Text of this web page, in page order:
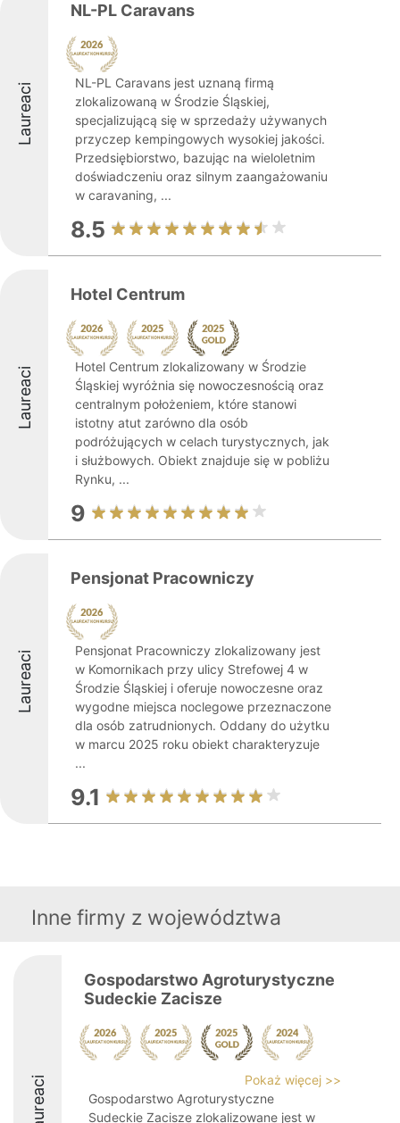
Laureaci
NL-PL Caravans
NL-PL Caravans jest uznaną firmą
zlokalizowaną w Środzie Śląskiej,
specjalizującą się w sprzedaży używanych
przyczep kempingowych wysokiej jakości.
Przedsiębiorstwo, bazując na wieloletnim
doświadczeniu oraz silnym zaangażowaniu
w caravaning, ...
8.5
Laureaci
Hotel Centrum
Hotel Centrum zlokalizowany w Środzie
Śląskiej wyróżnia się nowoczesnością oraz
centralnym położeniem, które stanowi
istotny atut zarówno dla osób
podróżujących w celach turystycznych, jak
i służbowych. Obiekt znajduje się w pobliżu
Rynku, ...
9
Laureaci
Pensjonat Pracowniczy
Pensjonat Pracowniczy zlokalizowany jest
w Komornikach przy ulicy Strefowej 4 w
Środzie Śląskiej i oferuje nowoczesne oraz
wygodne miejsca noclegowe przeznaczone
dla osób zatrudnionych. Oddany do użytku
w marcu 2025 roku obiekt charakteryzuje
...
9.1
Inne firmy z województwa
Laureaci
Gospodarstwo Agroturystyczne
Sudeckie Zacisze
Pokaż więcej >>
Gospodarstwo Agroturystyczne
Sudeckie Zacisze zlokalizowane jest w